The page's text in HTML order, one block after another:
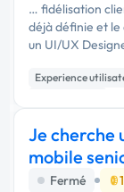
… fidélisation client et l’engagement. La charte graphique est
déjà définie et
un UI/UX
de la web app
…Experience
Je cherche
mobile
Native)
Fermé